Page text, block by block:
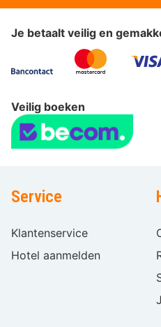
Je betaalt veilig en
Veilig boeken
Service
Klantenservice
Hotel aanmelden